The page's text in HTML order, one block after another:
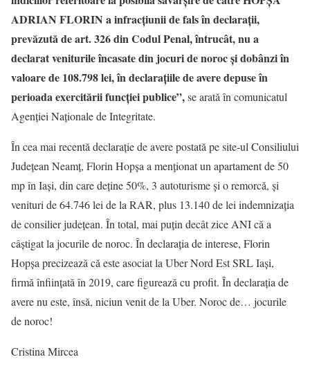
ADRIAN FLORIN a infracțiunii de fals în declarații,
prevăzută de art. 326 din Codul Penal, întrucât, nu a
declarat veniturile încasate din jocuri de noroc și dobânzi în
valoare de 108.798 lei, în declarațiile de avere depuse în
perioada exercitării funcției publice”,se arată în comunicatul
Agenției Naționale de Integritate.
În cea mai recentă declarație de avere postată pe site-ul Consiliului
Județean Neamț, Florin Hopșa a menționat un apartament de 50
mp în Iași, din care deține 50%, 3 autoturisme și o remorcă, și
venituri de 64.746 lei de la RAR, plus 13.140 de lei indemnizația
de consilier județean. În total, mai puțin decât zice ANI că a
câștigat la jocurile de noroc. În declarația de interese, Florin
Hopșa precizează că este asociat la Uber Nord Est SRL Iași,
firmă înființată în 2019, care figurează cu profit. În declarația de
avere nu este, însă, niciun venit de la Uber. Noroc de… jocurile
de noroc!
Cristina Mircea